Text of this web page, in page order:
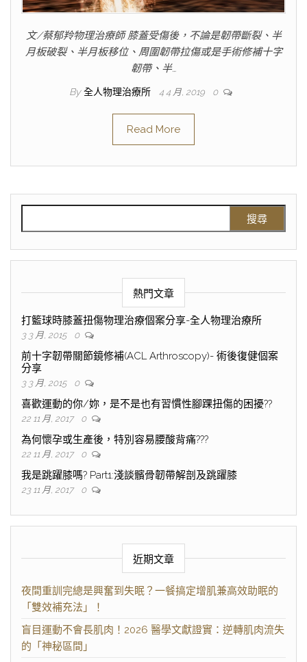
文/蔡郁羚物理治療師 膝蓋受傷後，不論是韌帶斷裂、半
月板破裂、半月板移位、周圍韌帶拉傷或是手術修補十字
韌帶、半…
By 全人物理治療所 4 4 月, 2019 0
Read More
熱門文章
打籃球時膝蓋扭傷物理治療個案分享-全人物理治療所
3 3 月, 2015 0
前十字韌帶關節鏡修補(ACL Arthroscopy)- 術後復健個案
分享
3 3 月, 2015 0
喜歡運動的你/妳，是不是也有習慣性腳踝扭傷的困擾??
22 11 月, 2017 0
為何懷孕或生產後，特別容易腰酸背痛???
22 11 月, 2017 0
我是跳躍膝嗎? Part1:淺談髕骨韌帶解剖及跳躍膝
23 11 月, 2017 0
近期文章
夜間重訓完總是興奮到失眠？一餐搞定增肌兼高效助眠的
「雙效補充法」！
盲目運動不會長肌肉！2026 醫學文獻證實：逆轉肌肉流失
的「神秘區間」